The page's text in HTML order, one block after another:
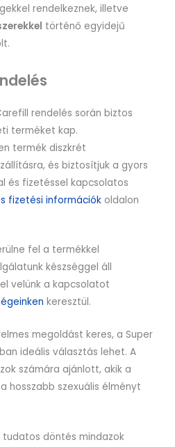
rendelkeznek, illetve
történő egyidejű
rendelés során biztos
terméket kap.
termék diszkrét
és biztosítjuk a gyors
és fizetéssel kapcsolatos
fizetési információk oldalon
fel a termékkel
készséggel áll
velünk a kapcsolatot
keresztül.
megoldást keres, a Super
ideális választás lehet. A
számára ajánlott, akik a
hosszabb szexuális élményt
tudatos döntés mindazok